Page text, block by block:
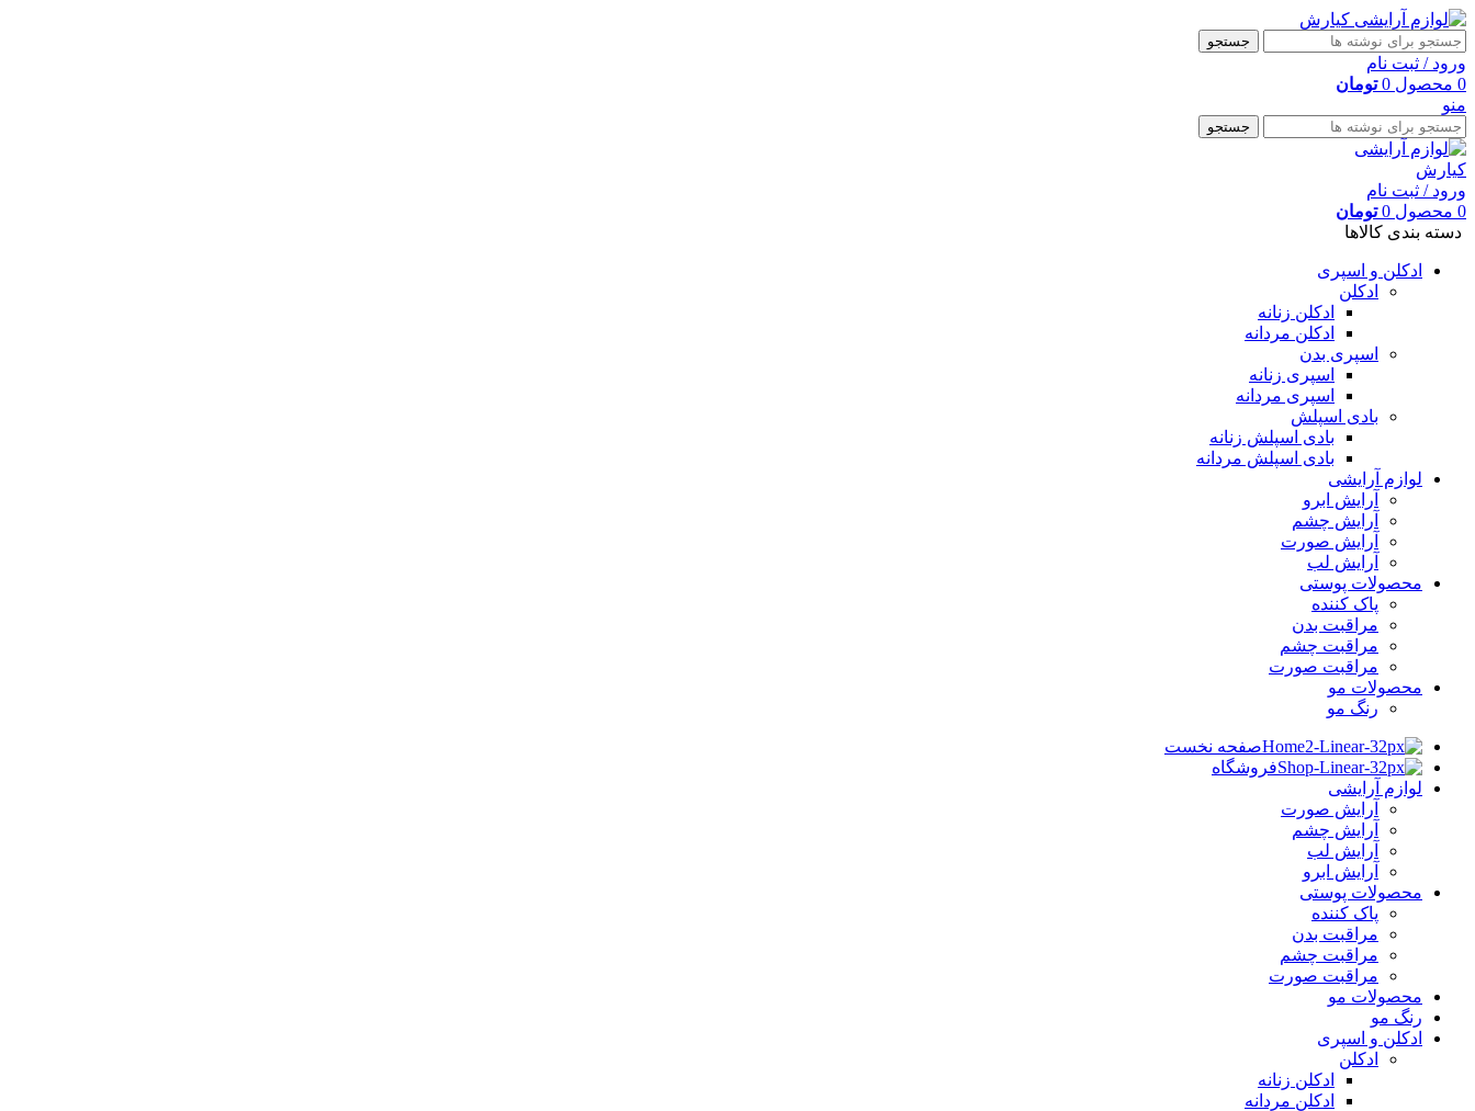
جستجو
ورود / ثبت نام
0 محصول 0 تومان
منو
جستجو
ورود / ثبت نام
0 محصول 0 تومان
دسته بندی کالاها
ادکلن و اسپری
ادکلن
ادکلن زنانه
ادکلن مردانه
اسپری بدن
اسپری زنانه
اسپری مردانه
بادی اسپلش
بادی اسپلش زنانه
بادی اسپلش مردانه
لوازم آرایشی
آرایش ابرو
آرایش چشم
آرایش صورت
آرایش لب
محصولات پوستی
پاک کننده
مراقبت بدن
مراقبت چشم
مراقبت صورت
محصولات مو
رنگ مو
صفحه نخست
فروشگاه
لوازم آرایشی
آرایش صورت
آرایش چشم
آرایش لب
آرایش ابرو
محصولات پوستی
پاک کننده
مراقبت بدن
مراقبت چشم
مراقبت صورت
محصولات مو
رنگ مو
ادکلن و اسپری
ادکلن
ادکلن زنانه
ادکلن مردانه